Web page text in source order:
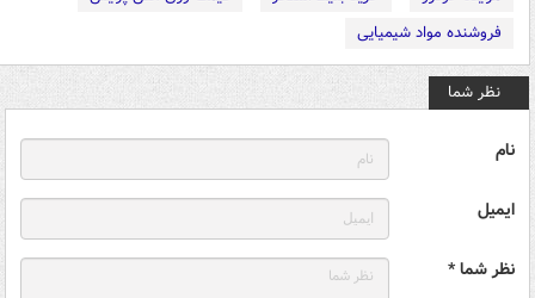
فروشنده مواد شیمیایی
نظر شما
نام
ایمیل
نظر شما *